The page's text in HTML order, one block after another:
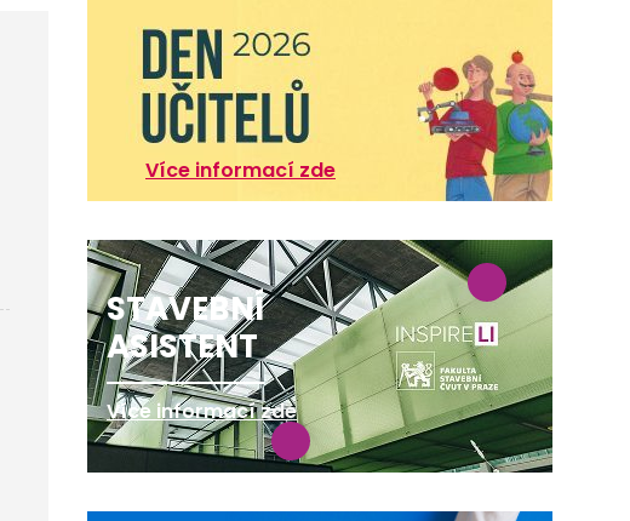
Více informací zde
STAVEBNÍ
ASISTENT
Více informací zde